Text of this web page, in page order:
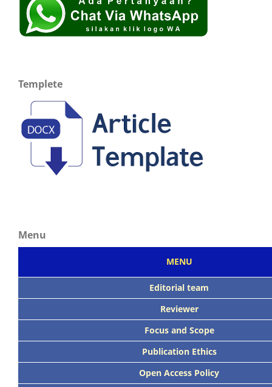
Templete
Menu
MENU
Editorial team
Reviewer
Focus and Scope
Publication Ethics
Open Access Policy